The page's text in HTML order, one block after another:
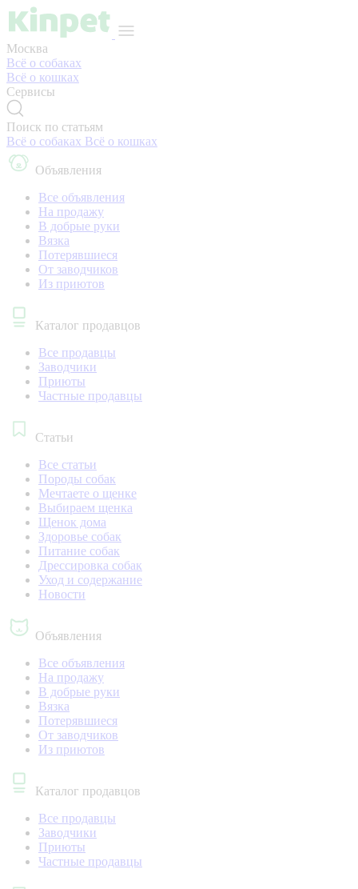
Москва
Всё о собаках
Всё о кошках
Сервисы
Поиск по статьям
Всё о собаках Всё о кошках
Объявления
Все объявления
На продажу
В добрые руки
Вязка
Потерявшиеся
От заводчиков
Из приютов
Каталог продавцов
Все продавцы
Заводчики
Приюты
Частные продавцы
Статьи
Все статьи
Породы собак
Мечтаете о щенке
Выбираем щенка
Щенок дома
Здоровье собак
Питание собак
Дрессировка собак
Уход и содержание
Новости
Объявления
Все объявления
На продажу
В добрые руки
Вязка
Потерявшиеся
От заводчиков
Из приютов
Каталог продавцов
Все продавцы
Заводчики
Приюты
Частные продавцы